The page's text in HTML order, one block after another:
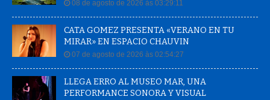
08 de agosto de 2026 às 03:29:11
CATA GOMEZ PRESENTA «VERANO EN TU
MIRAR» EN ESPACIO CHAUVIN
07 de agosto de 2026 às 02:54:27
LLEGA ERRO AL MUSEO MAR, UNA
PERFORMANCE SONORA Y VISUAL